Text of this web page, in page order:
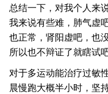
总结一下，对我个人来
我来说有些难，肺气虚
也正常，肾阳虚吧，也
所以也不辩证了就瞎试吧
对于多运动能治疗过敏
晨慢跑大概半小时，坚